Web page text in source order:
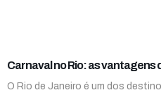
Carnaval no Rio: as vantagens
O Rio de Janeiro é um dos